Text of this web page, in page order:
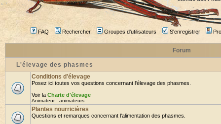
FAQ Rechercher Groupes d'utilisateurs S'enregistrer
Forum
L'élevage des phasmes
Conditions d'élevage
Posez ici toutes vos questions concernant l'élevage des phasmes.
Voir la Charte d'élevage
Animateur : animateurs
Plantes nourricières
Questions et remarques concernant l'alimentation des phasmes.